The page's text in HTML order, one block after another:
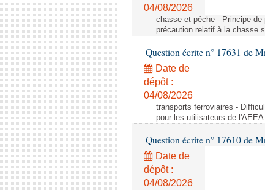
04/08/2026
chasse et pêche - Principe
précaution relatif à la chasse
Question écrite n° 17631 de
Date de
dépôt :
04/08/2026
transports ferroviaires -
pour les utilisateurs de l'AEEA
Question écrite n° 17610 de
Date de
dépôt :
04/08/2026